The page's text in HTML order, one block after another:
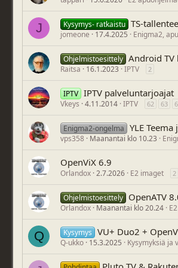
J Kysymys- ratkaistu TS-
jomeone 17.4.2025 Enigma2,
Ohjelmistoesittely Android
Raitsa 16.1.2023 IPTV 2
IPTV IPTV palveluntarjoajat
Vkeys 4.11.2014 IPTV 62 63
Enigma2-ongelma YLE
vps358 Maanantai klo 10.23
OpenViX 6.9
Orlandox 2.7.2026 E2 imaget 2
Ohjelmistoesittely OpenATV
Orlandox Maanantai klo 20.24
Q Kysymys VU+ Duo2 +
Q-ukko 15.3.2025 Kysymyksiä ja